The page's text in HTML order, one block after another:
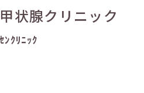
状腺クリニック
ﾝｸﾘﾆｯｸ